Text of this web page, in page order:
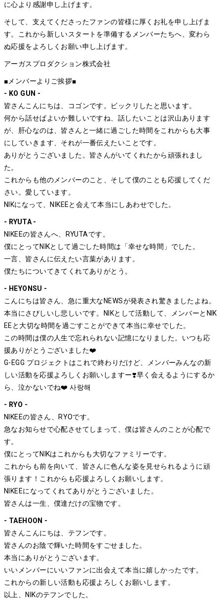
に心より感謝申し上げます。
そして、支えてくださったファンの皆様に厚くお礼を申し上げま
す。これから新しいスタートを準備するメンバーたちへ、変わら
ぬ応援をよろしくお願い申し上げます。
アーガスプロダクション株式会社
■メンバーよりご挨拶■
- KO GUN -
皆さんこんにちは、コゴンです。ビックリしたと思います。
何から話せばよいか難しいですね、話したいことは沢山あります
が、肝心なのは、皆さんと一緒に過ごした時間をこれからも大事
にしていきます、それが一番伝えたいことです。
ありがとうございました。皆さんがいてくれたから頑張れまし
た。
これからも他のメンバーのこと、そして僕のことも応援してくだ
さい。愛しています。
NIKになって、NIKEEと会えて本当にしあわせでした。
- RYUTA -
NIKEEの皆さんへ、RYUTAです。
僕にとってNIKとして過ごした時間は「幸せな時間」でした。
一言、皆さんに伝えたい言葉があります。
僕たちについてきてくれてありがとう。
- HEYONSU -
こんにちは皆さん、急に重大なNEWSが発表され驚きましたよね。
本当にさびしいし悲しいです。NIKとして活動して、メンバーとNIK
EEと大切な時間を過ごすことができて本当に幸せでした。
この時間は僕の人生で忘れられない記憶になりました。いつも応
援ありがとうございました❤️
G-EGG プロジェクトはこれで終わりだけど、メンバーみんなの新
しい活動を応援よろしくお願いしますー❣️早く会えるようにするか
ら、泣かないでね❤️ 사랑해
- RYO -
NIKEEの皆さん、RYOです。
急なお知らせで心配させてしまって、僕は皆さんのことが心配で
す。
僕にとってNIKはこれからも大切なファミリーです。
これからも前を向いて、皆さんに色んな姿を見せられるように頑
張ります！これからも応援よろしくお願いします。
NIKEEになってくれてありがとうございました。
皆さんは一生、僕達だけの宝物です。
- TAEHOON -
皆さんこんにちは、テフンです。
皆さんのお陰で輝いた時間をすごせました。
本当にありがとうございます。
いいメンバーにいいファンに出会えて本当に嬉しかったです。
これからの新しい活動も応援よろしくお願いします。
以上、NIKのテフンでした。